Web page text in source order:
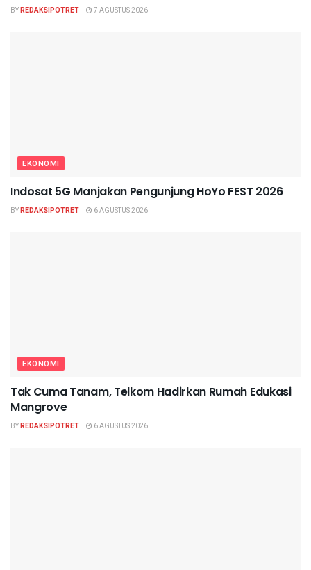
BYREDAKSIPOTRET 7 AGUSTUS 2026
EKONOMI
Indosat 5G Manjakan Pengunjung HoYo FEST 2026
BYREDAKSIPOTRET 6 AGUSTUS 2026
EKONOMI
Tak Cuma Tanam, Telkom Hadirkan Rumah Edukasi
Mangrove
BYREDAKSIPOTRET 6 AGUSTUS 2026